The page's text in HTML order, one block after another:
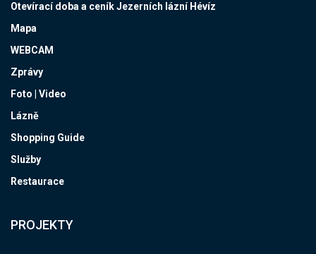
Otevírací doba a ceník Jezerních lázní Hévíz
Mapa
WEBCAM
Zprávy
Foto | Video
Lázně
Shopping Guide
Služby
Restaurace
PROJEKTY